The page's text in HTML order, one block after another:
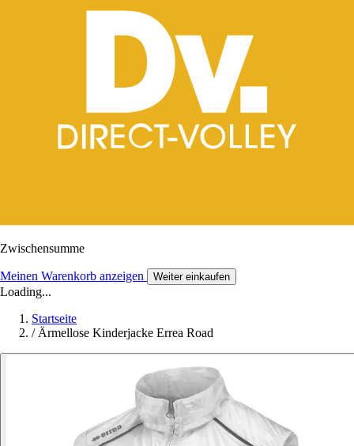
Zwischensumme
Meinen Warenkorb anzeigen Weiter einkaufen
Loading...
Startseite
/ Ärmellose Kinderjacke Errea Road